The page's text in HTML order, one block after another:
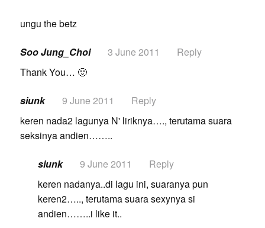
ungu the betz
Soo Jung_Choi 3 June 2011
Reply
Thank You… 🙂
siunk 9 June 2011
Reply
keren nada2 lagunya N' liriknya…., terutama suara
seksinya andien……..
siunk 9 June 2011
Reply
keren nadanya..di lagu ini, suaranya pun
keren2….., terutama suara sexynya si
andien……..i like it..